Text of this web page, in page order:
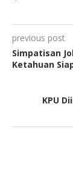
previous post
Simpatisan
Ketahuan
KPU